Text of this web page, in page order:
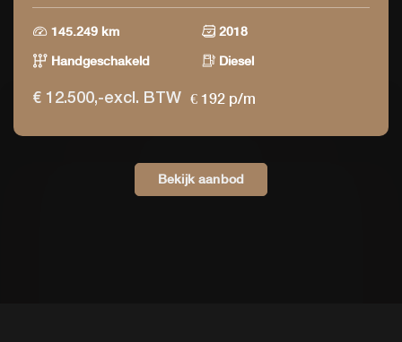
145.249 km 2018
Handgeschakeld Diesel
€ 12.500,-excl. BTW € 192 p/m
Bekijk aanbod